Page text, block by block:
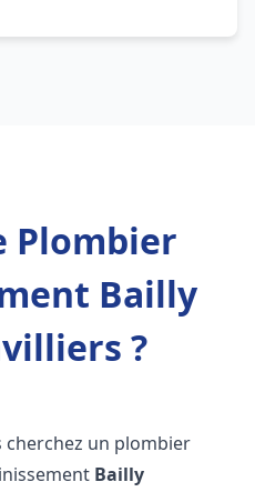
Plombier
Bailly
?
cherchez un plombier
Bailly